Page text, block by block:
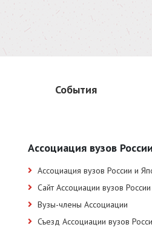
События
Ассоциация вузов
Ассоциация вузов России и
Сайт Ассоциации вузов
Вузы-члены Ассоциации
Съезд Ассоциации вузов